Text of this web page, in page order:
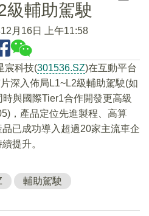
級輔助駕駛
月16日 上午11:58
宸科技(301536.SZ)在互動平台
深入佈局L1~L2級輔助駕駛(如
與國際Tier1合作開發更高級
，產品定位先進製程、高算
已成功導入超過20家主流車企
提升。
輔助駕駛